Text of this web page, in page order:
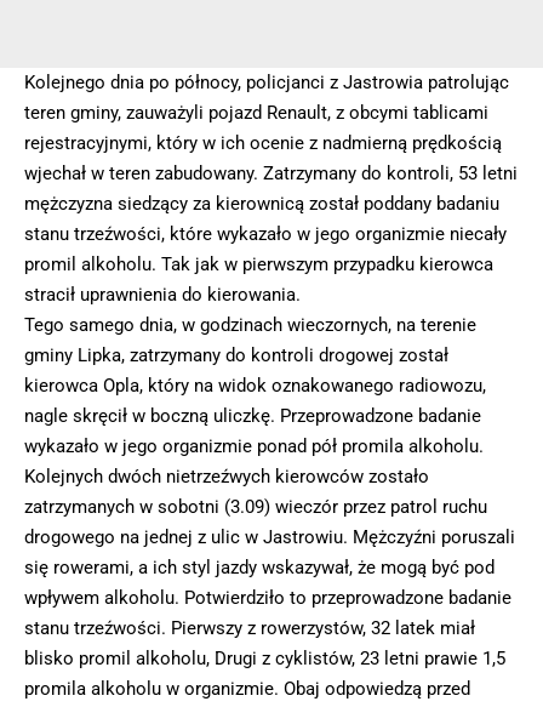
Kolejnego dnia po północy, policjanci z Jastrowia patrolując
teren gminy, zauważyli pojazd Renault, z obcymi tablicami
rejestracyjnymi, który w ich ocenie z nadmierną prędkością
wjechał w teren zabudowany. Zatrzymany do kontroli, 53 letni
mężczyzna siedzący za kierownicą został poddany badaniu
stanu trzeźwości, które wykazało w jego organizmie niecały
promil alkoholu. Tak jak w pierwszym przypadku kierowca
stracił uprawnienia do kierowania.
Tego samego dnia, w godzinach wieczornych, na terenie
gminy Lipka, zatrzymany do kontroli drogowej został
kierowca Opla, który na widok oznakowanego radiowozu,
nagle skręcił w boczną uliczkę. Przeprowadzone badanie
wykazało w jego organizmie ponad pół promila alkoholu.
Kolejnych dwóch nietrzeźwych kierowców zostało
zatrzymanych w sobotni (3.09) wieczór przez patrol ruchu
drogowego na jednej z ulic w Jastrowiu. Mężczyźni poruszali
się rowerami, a ich styl jazdy wskazywał, że mogą być pod
wpływem alkoholu. Potwierdziło to przeprowadzone badanie
stanu trzeźwości. Pierwszy z rowerzystów, 32 latek miał
blisko promil alkoholu, Drugi z cyklistów, 23 letni prawie 1,5
promila alkoholu w organizmie. Obaj odpowiedzą przed